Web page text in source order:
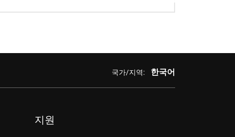
국가/지역: 한국어
지원